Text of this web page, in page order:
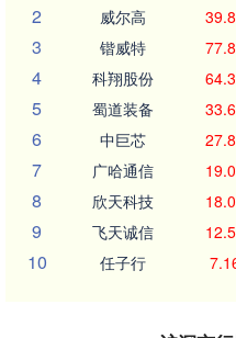
2 威尔高
3 锴威特
4 科翔股份
5 蜀道装备
6 中巨芯
7 广哈通信
8 欣天科技
9 飞天诚信
10 任子行